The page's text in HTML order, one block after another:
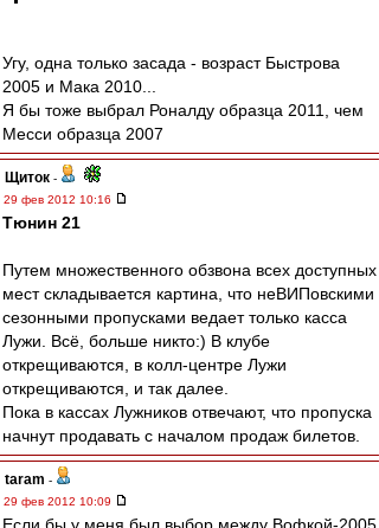
Угу, одна только засада - возраст Быстрова
2005 и Мака 2010...
Я бы тоже выбрал Роналду образца 2011, чем
Месси образца 2007
Щиток -
29 фев 2012 10:16
Тюнин 21
Путем множественного обзвона всех доступных
мест складывается картина, что неВИПовскими
сезонными пропусками ведает только касса
Лужи. Всё, больше никто:) В клубе
открещиваются, в колл-центре Лужи
открещиваются, и так далее.
Пока в кассах Лужников отвечают, что пропуска
начнут продавать с началом продаж билетов.
taram -
29 фев 2012 10:09